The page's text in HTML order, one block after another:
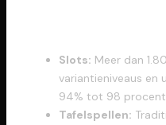
Slots: Meer dan
variantieniveaus en
94% tot 98 procent
Tafelspellen: